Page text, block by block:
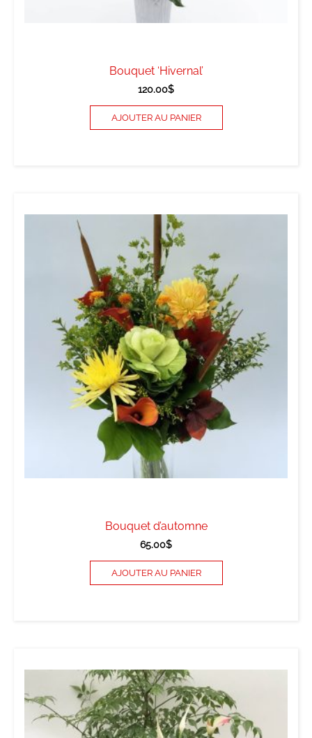
Bouquet ‘Hivernal’
120.00$
AJOUTER AU PANIER
Bouquet d’automne
65.00$
AJOUTER AU PANIER